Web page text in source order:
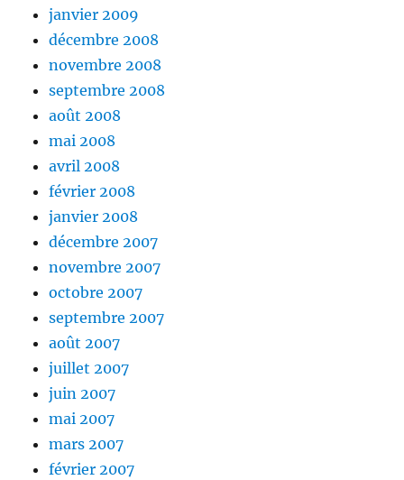
janvier 2009
décembre 2008
novembre 2008
septembre 2008
août 2008
mai 2008
avril 2008
février 2008
janvier 2008
décembre 2007
novembre 2007
octobre 2007
septembre 2007
août 2007
juillet 2007
juin 2007
mai 2007
mars 2007
février 2007